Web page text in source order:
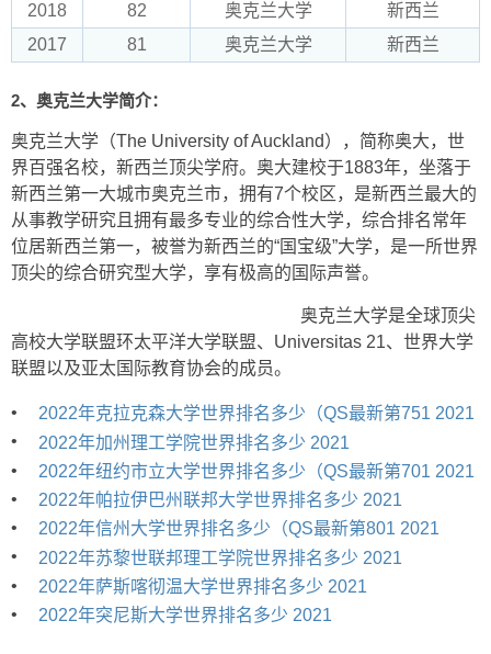
2018
82 奥克兰大学
新西兰
2017
81 奥克兰大学 新西兰
2、奥克兰大学简介：
奥克兰大学（The University of Auckland），简称奥大，世
界百强名校，新西兰顶尖学府。奥大建校于1883年，坐落于
新西兰第一大城市奥克兰市，拥有7个校区，是新西兰最大的
从事教学研究且拥有最多专业的综合性大学，综合排名常年
位居新西兰第一，被誉为新西兰的“国宝级”大学，是一所世界
顶尖的综合研究型大学，享有极高的国际声誉。
奥克兰大学是全球顶尖
高校大学联盟环太平洋大学联盟、Universitas 21、世界大学
联盟以及亚太国际教育协会的成员。
•
2022年克拉克森大学世界排名多少（QS最新第751 2021
•
2022年加州理工学院世界排名多少 2021
•
2022年纽约市立大学世界排名多少（QS最新第701 2021
•
2022年帕拉伊巴州联邦大学世界排名多少 2021
•
2022年信州大学世界排名多少（QS最新第801 2021
•
2022年苏黎世联邦理工学院世界排名多少 2021
•
2022年萨斯喀彻温大学世界排名多少 2021
•
2022年突尼斯大学世界排名多少 2021